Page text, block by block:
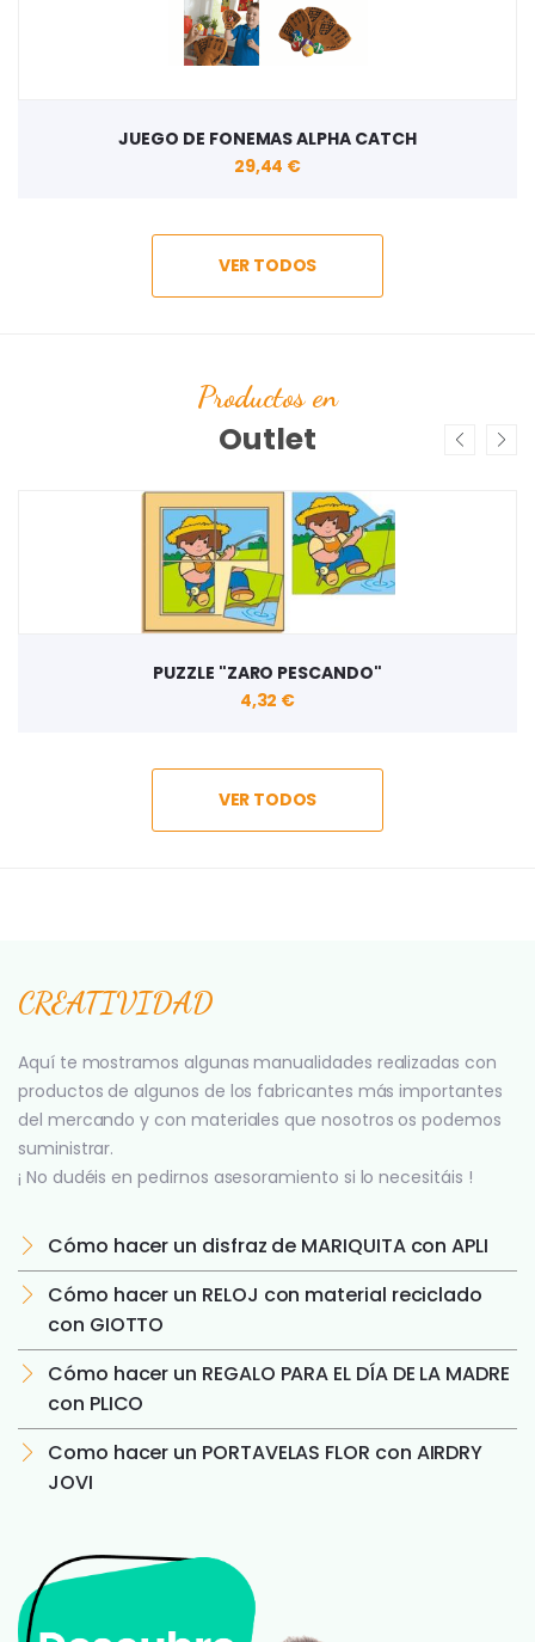
JUEGO DE FONEMAS ALPHA CATCH
29,44 €
VER TODOS
Productos en
Outlet
PUZZLE "ZARO PESCANDO"
4,32 €
VER TODOS
CREATIVIDAD
Aquí te mostramos algunas manualidades realizadas con
productos de algunos de los fabricantes más importantes
del mercando y con materiales que nosotros os podemos
suministrar.
¡ No dudéis en pedirnos asesoramiento si lo necesitáis !
Cómo hacer un disfraz de MARIQUITA con APLI
Cómo hacer un RELOJ con material reciclado
con GIOTTO
Cómo hacer un REGALO PARA EL DÍA DE LA MADRE
con PLICO
Como hacer un PORTAVELAS FLOR con AIRDRY
JOVI